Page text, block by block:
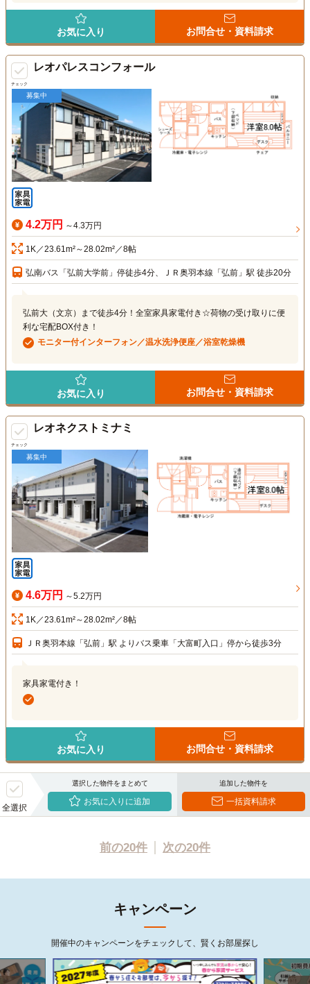
お気に入り お問合せ・資料請求
チェック
レオパレスコンフォール
募集中
4.2万円 ～4.3万円
1K／23.61m²～28.02m²／8帖
弘南バス「弘前大学前」停徒歩4分、ＪＲ奥羽本線「弘前」駅 徒歩20分
弘前大（文京）まで徒歩4分！全室家具家電付き☆荷物の受け取りに便
利な宅配BOX付き！
モニター付インターフォン／温水洗浄便座／浴室乾燥機
お気に入り お問合せ・資料請求
チェック
レオネクストミナミ
募集中
4.6万円 ～5.2万円
1K／23.61m²～28.02m²／8帖
ＪＲ奥羽本線「弘前」駅 よりバス乗車「大富町入口」停から徒歩3分
家具家電付き！
お気に入り お問合せ・資料請求
全選択
選択した物件をまとめて
お気に入りに追加
追加した物件を
一括資料請求
前の20件 次の20件
キャンペーン
開催中のキャンペーンをチェックして、賢くお部屋探し